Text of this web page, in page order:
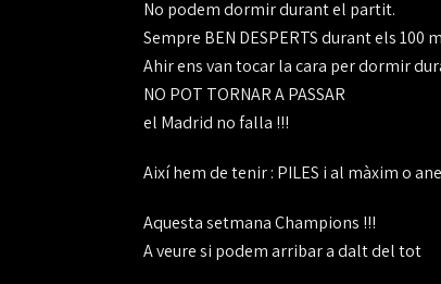
No podem dormir durant el partit.
Sempre BEN DESPERTS durant els
Ahir ens van tocar la cara per dormir
NO POT TORNAR A PASSAR
el Madrid no falla !!!
Així hem de tenir : PILES i al màxim o
Aquesta setmana Champions !!!
A veure si podem arribar a dalt del tot